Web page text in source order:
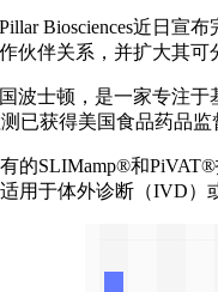
近日宣布
伴关系，并扩大其可
士顿，是一家专注
已获得美国食品药品
SLIMamp®和
用于体外诊断（IVD